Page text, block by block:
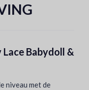
Babydoll &
niveau met de